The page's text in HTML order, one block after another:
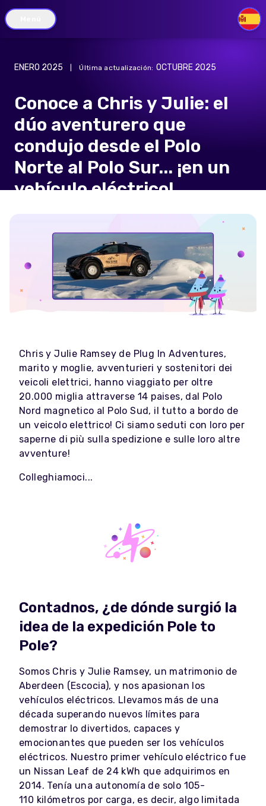
ES
ENERO 2025 Última actualización: OCTUBRE 2025
Conoce a Chris y Julie: el
dúo aventurero que
condujo desde el Polo
Norte al Polo Sur... ¡en un
vehículo eléctrico!
Chris y Julie Ramsey de Plug In Adventures,
marito y moglie, avventurieri y sostenitori dei
veicoli elettrici, hanno viaggiato per oltre
20.000 miglia attraverse 14 paises, dal Polo
Nord magnetico al Polo Sud, il tutto a bordo de
un veicolo elettrico! Ci siamo seduti con loro per
saperne di più sulla spedizione e sulle loro altre
avventure!
Colleghiamoci...
Contadnos, ¿de dónde surgió la
idea de la expedición Pole to
Pole?
Somos Chris y Julie Ramsey, un matrimonio de
Aberdeen (Escocia), y nos apasionan los
vehículos eléctricos. Llevamos más de una
década superando nuevos límites para
demostrar lo divertidos, capaces y
emocionantes que pueden ser los vehículos
eléctricos. Nuestro primer vehículo eléctrico fue
un Nissan Leaf de 24 kWh que adquirimos en
2014. Tenía una autonomía de solo 105-
110 kilómetros por carga, es decir, algo limitada